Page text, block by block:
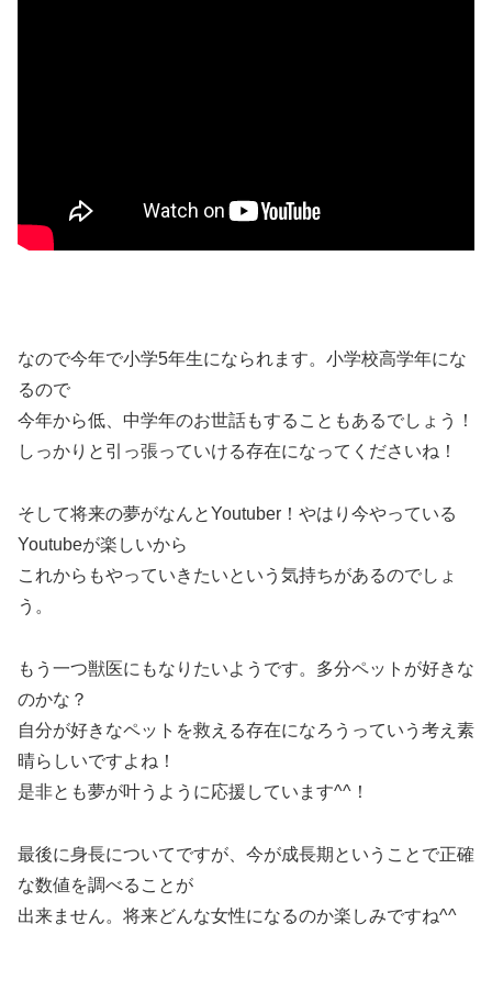
なので今年で小学5年生になられます。小学校高学年にな
るので
今年から低、中学年のお世話もすることもあるでしょう！
しっかりと引っ張っていける存在になってくださいね！
そして将来の夢がなんとYoutuber！やはり今やっている
Youtubeが楽しいから
これからもやっていきたいという気持ちがあるのでしょ
う。
もう一つ獣医にもなりたいようです。多分ペットが好きな
のかな？
自分が好きなペットを救える存在になろうっていう考え素
晴らしいですよね！
是非とも夢が叶うように応援しています^^！
最後に身長についてですが、今が成長期ということで正確
な数値を調べることが
出来ません。将来どんな女性になるのか楽しみですね^^